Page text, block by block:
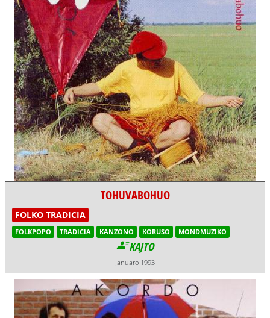
TOHUVABOHUO
FOLKO TRADICIA
FOLKPOPO TRADICIA KANZONO KORUSO MONDMUZIKO
KAJTO
Januaro 1993